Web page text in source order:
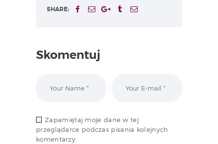
SHARE:
Skomentuj
Zapamiętaj moje dane w tej
przeglądarce podczas pisania kolejnych
komentarzy.